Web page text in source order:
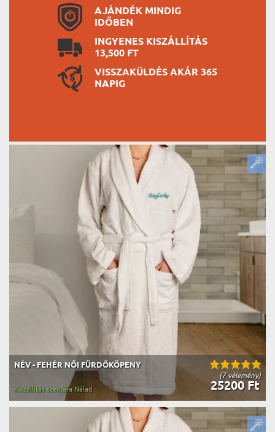
AJÁNDÉK MINDIG
IDŐBEN
INGYENES KISZÁLLÍTÁS
13,500 FT
VISSZAKÜLDÉS AKÁR 365
NAPIG
(7 vélemény)
NÉV - FEHÉR NŐI FÜRDŐKÖPENY
25200 Ft
Kiszállítás szerdára Nálad